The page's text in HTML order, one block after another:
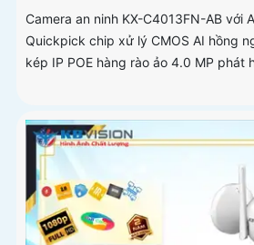
Camera an ninh KX-C4013FN-AB với
Quickpick chip xử lý CMOS AI hồng
kép IP POE hàng rào ảo 4.0 MP phát